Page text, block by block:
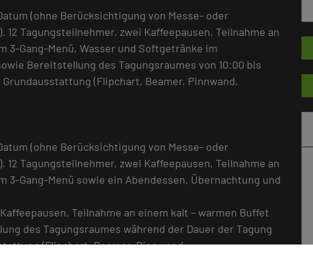
(ohne Berücksichtigung von Messe- oder
Tagungsteilnehmer, zwei Kaffeepausen, Teilnahme an
3-Gang-Menü, Wasser und Softgetränke im
Bereitstellung des Tagungsraumes von 10:00 bis
(Flipchart, Beamer, Pinnwand,
(ohne Berücksichtigung von Messe- oder
Tagungsteilnehmer, zwei Kaffeepausen, Teilnahme an
3-Gang-Menü sowie ein Abendessen, Übernachtung und
Teilnahme an einem kalt – warmen Buffet
des Tagungsraumes während der Dauer der Tagung
(Flipchart, Beamer, Pinnwand,